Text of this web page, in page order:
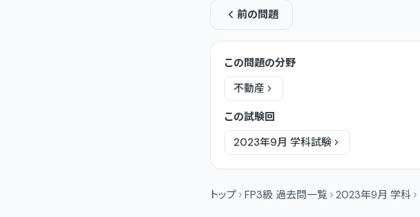
前の問題
この問題の分野
不動産
この試験回
2023年9月 学科試験
トップ FP3級 過去問一覧 2023年9月 学科